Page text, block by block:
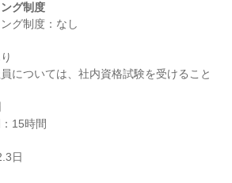
グ制度
については、社内資格試験を受けること